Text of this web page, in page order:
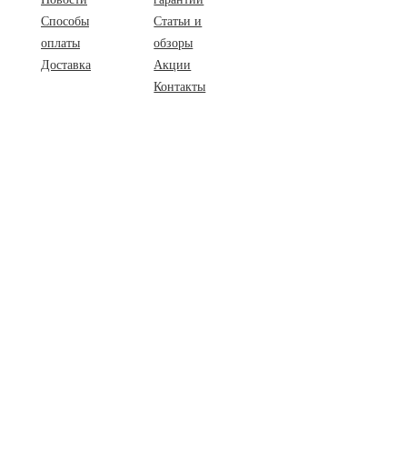
Способы
оплаты
Доставка
Статьи и
обзоры
Акции
Контакты